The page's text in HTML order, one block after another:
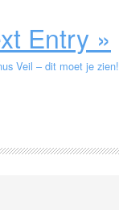
Entry »
Veil – dit moet je zien!